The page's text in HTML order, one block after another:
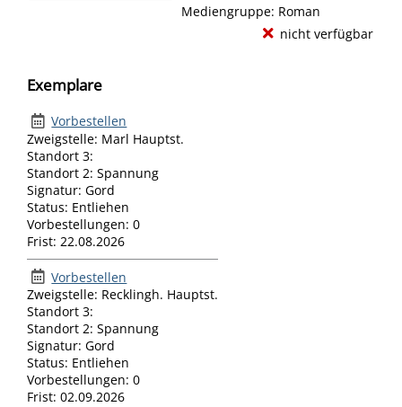
Mediengruppe: Roman
nicht verfügbar
Exemplare
Vorbestellen
Zweigstelle: Marl Hauptst.
Standort 3:
Standort 2: Spannung
Signatur: Gord
Status: Entliehen
Vorbestellungen: 0
Frist: 22.08.2026
Vorbestellen
Zweigstelle: Recklingh. Hauptst.
Standort 3:
Standort 2: Spannung
Signatur: Gord
Status: Entliehen
Vorbestellungen: 0
Frist: 02.09.2026